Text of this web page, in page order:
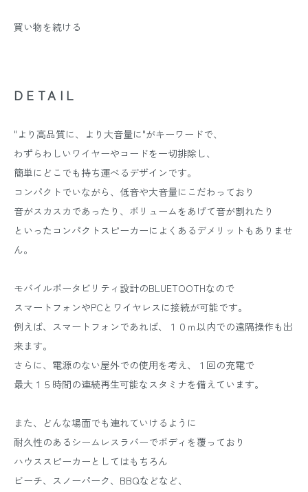
買い物を続ける
DETAIL
"より高品質に、より大音量に"がキーワードで、
わずらわしいワイヤーやコードを一切排除し、
簡単にどこでも持ち運べるデザインです。
コンパクトでいながら、低音や大音量にこだわっており
音がスカスカであったり、ボリュームをあげて音が割れたり
といったコンパクトスピーカーによくあるデメリットもありませ
ん。
モバイルポータビリティ設計のBLUETOOTHなので
スマートフォンやPCとワイヤレスに接続が可能です。
例えば、スマートフォンであれば、１０ｍ以内での遠隔操作も出
来ます。
さらに、電源のない屋外での使用を考え、１回の充電で
最大１５時間の連続再生可能なスタミナを備えています。
また、どんな場面でも連れていけるように
耐久性のあるシームレスラバーでボディを覆っており
ハウススピーカーとしてはもちろん
ビーチ、スノーパーク、BBQなどなど、